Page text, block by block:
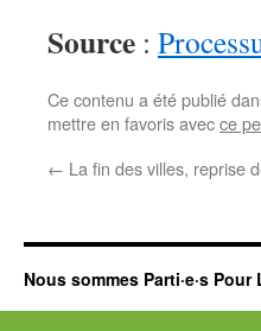
Source :
Ce contenu a été publié
mettre en favoris avecce
← La fin des villes, reprise
Nous sommes Parti·e·s